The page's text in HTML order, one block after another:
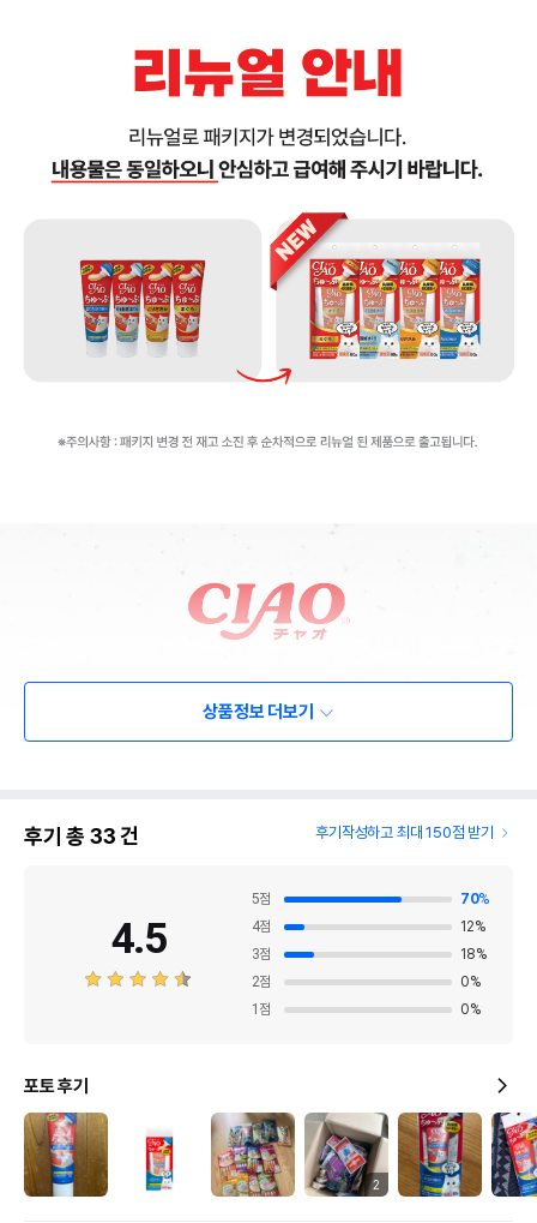
상품정보 더보기
후기 총 33건 후기작성하고 최대 150점 받기
4.5
5점 70%
4점 12%
3점 18%
2점 0%
1 점 0%
포토 후기
2